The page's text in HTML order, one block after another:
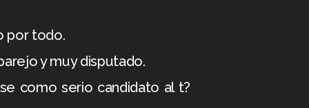
por todo.
y muy disputado.
como serio candidato al t?